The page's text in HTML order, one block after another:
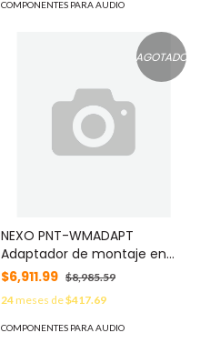
COMPONENTES PARA AUDIO
AGOTADO
NEXO PNT-WMADAPT
Adaptador de montaje en
pared compatible con la
serie P, color negro
$6,911.99 $8,985.59
24meses de$417.69
COMPONENTES PARA AUDIO